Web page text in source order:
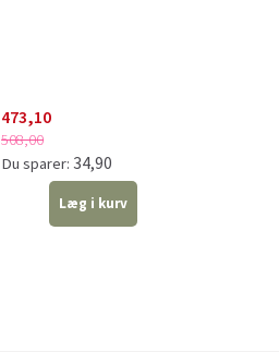
473,10
508,00
Du sparer:34,90
Læg i kurv